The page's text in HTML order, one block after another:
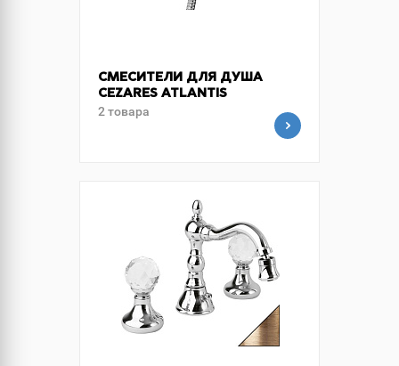
СМЕСИТЕЛИ ДЛЯ ДУША
CEZARES ATLANTIS
2 товара